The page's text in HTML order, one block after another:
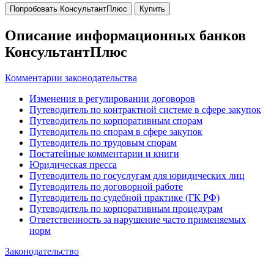
Попробовать КонсультантПлюс Купить
Описание информационных банков
КонсультантПлюс
Комментарии законодательства
Изменения в регулировании договоров
Путеводитель по контрактной системе в сфере закупок
Путеводитель по корпоративным спорам
Путеводитель по спорам в сфере закупок
Путеводитель по трудовым спорам
Постатейные комментарии и книги
Юридическая пресса
Путеводитель по госуслугам для юридических лиц
Путеводитель по договорной работе
Путеводитель по судебной практике (ГК РФ)
Путеводитель по корпоративным процедурам
Ответственность за нарушение часто применяемых
норм
Законодательство